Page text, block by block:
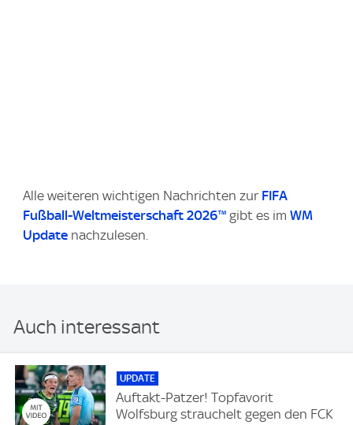
Alle weiteren wichtigen Nachrichten zur FIFA
Fußball-Weltmeisterschaft 2026™ gibt es im WM
Update nachzulesen.
Auch interessant
UPDATE
Auftakt-Patzer! Topfavorit
Wolfsburg strauchelt gegen den FCK